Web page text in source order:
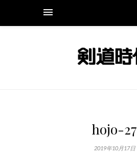
hojo-27
2019年10月17日